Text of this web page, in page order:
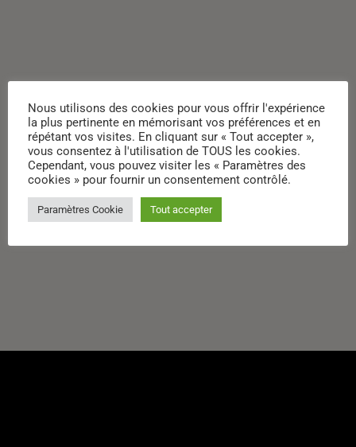
Nous utilisons des cookies pour vous offrir l'expérience
la plus pertinente en mémorisant vos préférences et en
répétant vos visites. En cliquant sur « Tout accepter »,
vous consentez à l'utilisation de TOUS les cookies.
Cependant, vous pouvez visiter les « Paramètres des
cookies » pour fournir un consentement contrôlé.
Paramètres Cookie Tout accepter